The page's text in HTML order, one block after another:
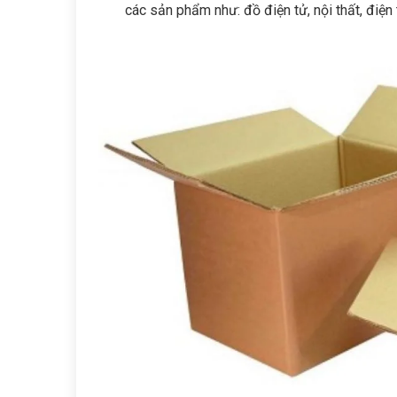
các sản phẩm như: đồ điện tử, nội thất,